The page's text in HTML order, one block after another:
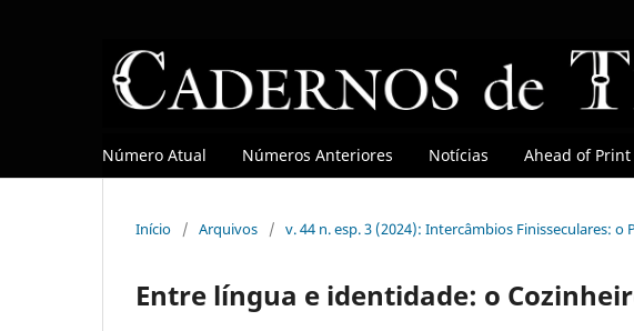
Número Atual Números Anteriores Notícias Ahead of Print
Início / Arquivos / v. 44 n. esp. 3 (2024): Intercâmbios Finisseculares:
Entre língua e identidade: o